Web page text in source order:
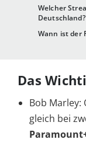
Welcher
Deutschland?
Wann ist der
Das
Bob Marley:
gleich bei